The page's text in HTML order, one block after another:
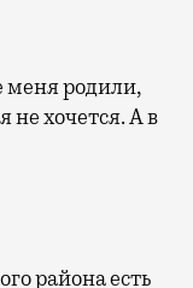
меня родили,
не хочется. А в
района есть